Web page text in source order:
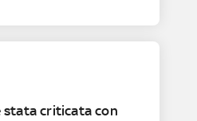
stata criticata con